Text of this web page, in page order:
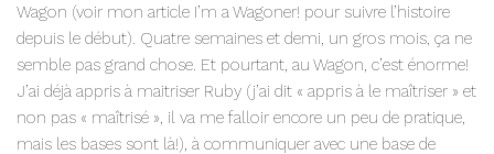
Wagon (voir mon article I’m a Wagoner! pour suivre l’histoire
depuis le début). Quatre semaines et demi, un gros mois, ça ne
semble pas grand chose. Et pourtant, au Wagon, c’est énorme!
J’ai déjà appris à maitriser Ruby (j’ai dit « appris à le maîtriser » et
non pas « maîtrisé », il va me falloir encore un peu de pratique,
mais les bases sont là!), à communiquer avec une base de